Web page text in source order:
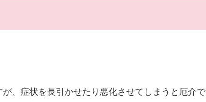
、症状を長引かせたり悪化させてしまうと厄介で